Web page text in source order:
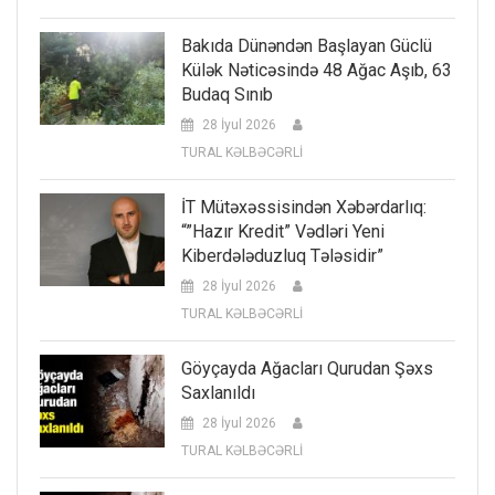
Bakıda Dünəndən Başlayan Güclü
Külək Nəticəsində 48 Ağac Aşıb, 63
Budaq Sınıb
28 İyul 2026
TURAL KƏLBƏCƏRLİ
İT Mütəxəssisindən Xəbərdarlıq:
“”Hazır Kredit” Vədləri Yeni
Kiberdələduzluq Tələsidir”
28 İyul 2026
TURAL KƏLBƏCƏRLİ
Göyçayda Ağacları Qurudan Şəxs
Saxlanıldı
28 İyul 2026
TURAL KƏLBƏCƏRLİ